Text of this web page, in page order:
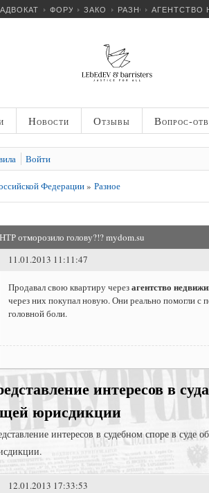
ФОРУМ ЗАКОНОДАТЕЛЬСТВО
РАЗНОЕАГЕНТСТВО
Новости Отзывы Вопрос-
Войти
Федерации» Разное
отморозило голову?!? mydom.su
11.01.2013 11:11:47
Продавал свою квартиру черезагентство
через них покупал новую. Они реально помогли с
головной боли.
интересов в
юрисдикции
интересов в судебном споре в суде
12.01.2013 17:33:53